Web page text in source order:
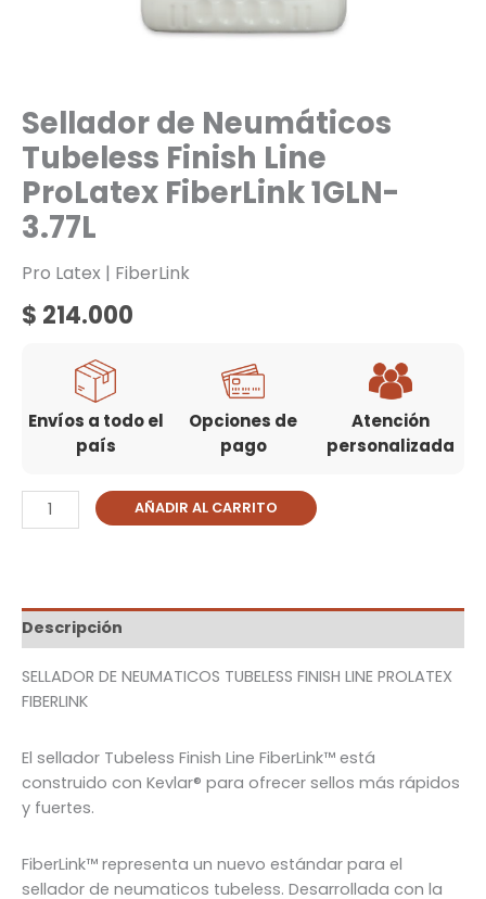
Sellador de Neumáticos
Tubeless Finish Line
ProLatex FiberLink 1GLN-
3.77L
Pro Latex | FiberLink
$ 214.000
Envíos a todo el
país
Opciones de
pago
Atención
personalizada
AÑADIR AL CARRITO
Descripción
SELLADOR DE NEUMATICOS TUBELESS FINISH LINE PROLATEX
FIBERLINK
El sellador Tubeless Finish Line FiberLink™ está
construido con Kevlar® para ofrecer sellos más rápidos
y fuertes.
FiberLink™ representa un nuevo estándar para el
sellador de neumaticos tubeless. Desarrollada con la